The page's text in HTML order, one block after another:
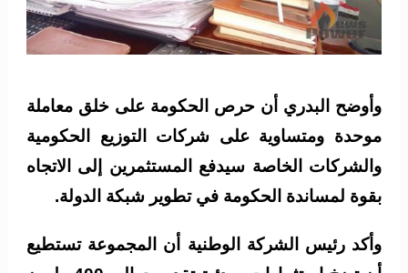
وأوضح البدري أن حرص الحكومة على خلق معاملة
موحدة ومتساوية على شركات التوزيع الحكومية
والشركات الخاصة سيدفع المستثمرين إلى الاتجاه
بقوة لمساندة الحكومة في تطوير شبكة الدولة.
وأكد رئيس الشركة الوطنية أن المجموعة تستطيع